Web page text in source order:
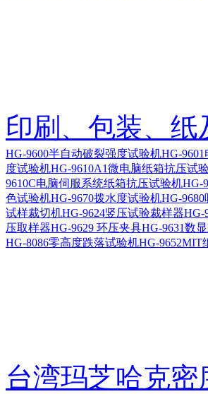
印刷、包装、
HG-9600半自动破裂强度试验机HG-
度试验机HG-9610A1微电脑纸箱抗压试
9610C电脑伺服系统纸箱抗压试验机HG-
色试验机HG-9670拨水度试验机HG-
试样裁切机HG-9624竖压试验裁样器HG-
压取样器HG-9629 环压夹具HG-9631数
HG-8086零高度跌落试验机HG-9652MIT
台湾玛芝哈克密